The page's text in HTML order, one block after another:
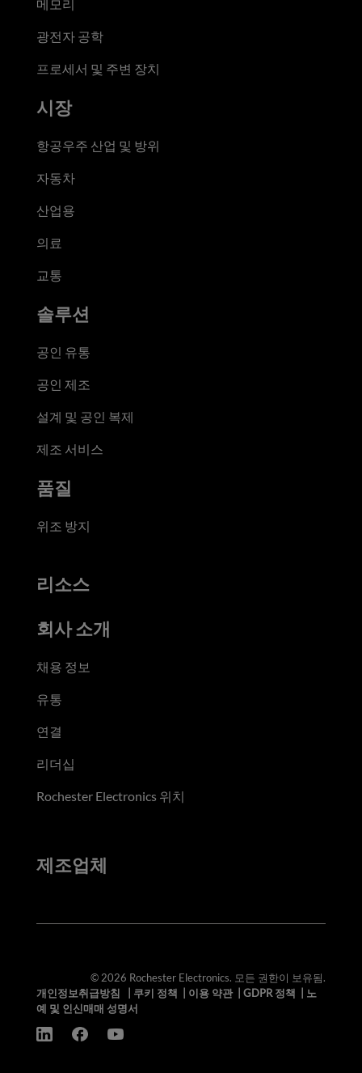
메모리
광전자 공학
프로세서 및 주변 장치
시장
항공우주 산업 및 방위
자동차
산업용
의료
교통
솔루션
공인 유통
공인 제조
설계 및 공인 복제
제조 서비스
품질
위조 방지
리소스
회사 소개
채용 정보
유통
연결
리더십
Rochester Electronics 위치
제조업체
© 2026 Rochester Electronics. 모든 권한이 보유됨.
개인정보취급방침
쿠키 정책 이용 약관| GDPR 정책
노
예 및 인신매매 성명서